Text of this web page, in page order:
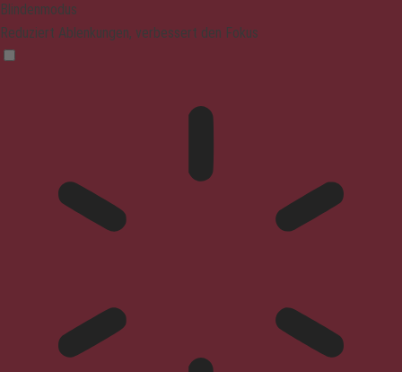
Blindenmodus
Reduziert Ablenkungen, verbessert den Fokus